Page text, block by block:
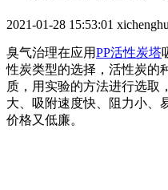
2021-01-28 15:53:01
臭气治理在应用PP活性炭塔
性炭类型的选择，活性炭的
质，用实验的方法进行选取
大、吸附速度快、阻力小、
价格又低廉。